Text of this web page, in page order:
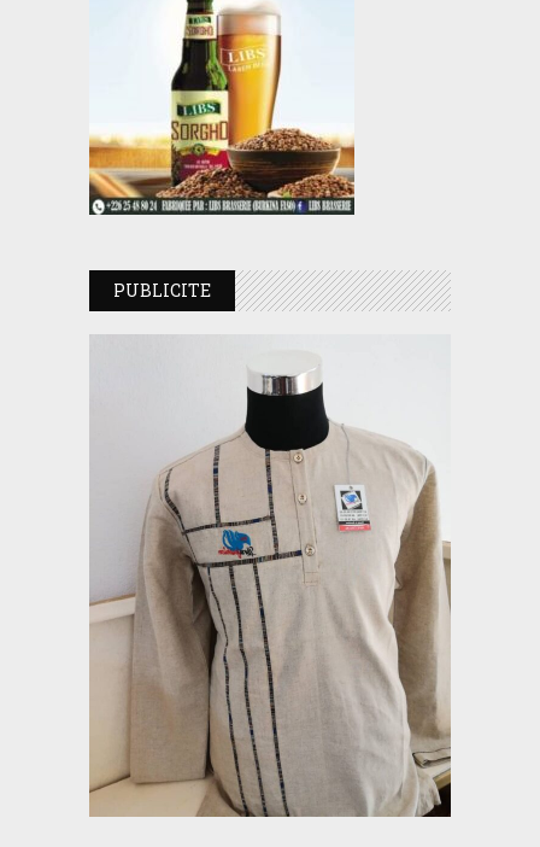
PUBLICITE